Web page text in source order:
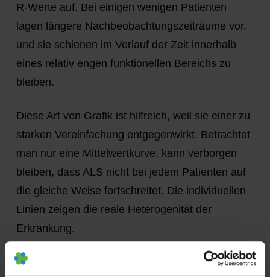
R-Werte auf. Bei einigen wenigen Patienten
lagen längere Nachbeobachtungszeiträume vor,
und sie schienen im Verlauf der Zeit innerhalb
eines relativ engen funktionellen Bereichs zu
bleiben.
Diese Art von Grafik ist hilfreich, weil sie einer zu
starken Vereinfachung entgegenwirkt. Betrachtet
man nur eine Mittelwertkurve, kann verborgen
bleiben, dass ALS nicht bei jedem Patienten auf
die gleiche Weise fortschreitet. Die individuellen
Linien zeigen die reale Heterogenität der
Erkrankung.
Für Patienten und Familien ist dies wichtig. Eine